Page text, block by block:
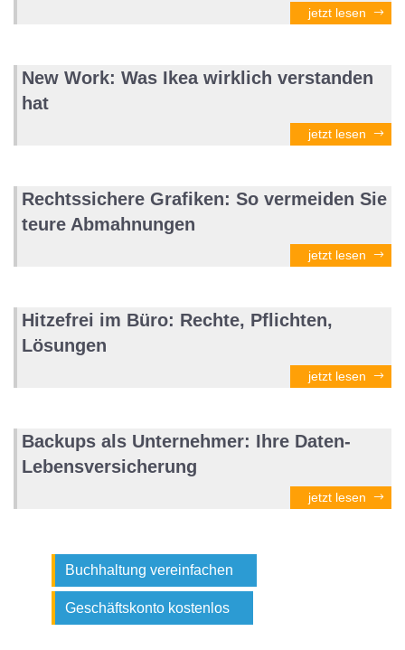
jetzt lesen
New Work: Was Ikea wirklich verstanden
hat
jetzt lesen
Rechtssichere Grafiken: So vermeiden Sie
teure Abmahnungen
jetzt lesen
Hitzefrei im Büro: Rechte, Pflichten,
Lösungen
jetzt lesen
Backups als Unternehmer: Ihre Daten-
Lebensversicherung
jetzt lesen
Buchhaltung vereinfachen
Geschäftskonto kostenlos